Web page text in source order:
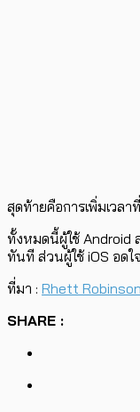
สุดท้ายคือการเพิ่มเวลา
ทั้งหมดนี้ผู้ใช้ Android
ทันที ส่วนผู้ใช้ iOS อด
ที่มา : Rhett Robinson
SHARE :